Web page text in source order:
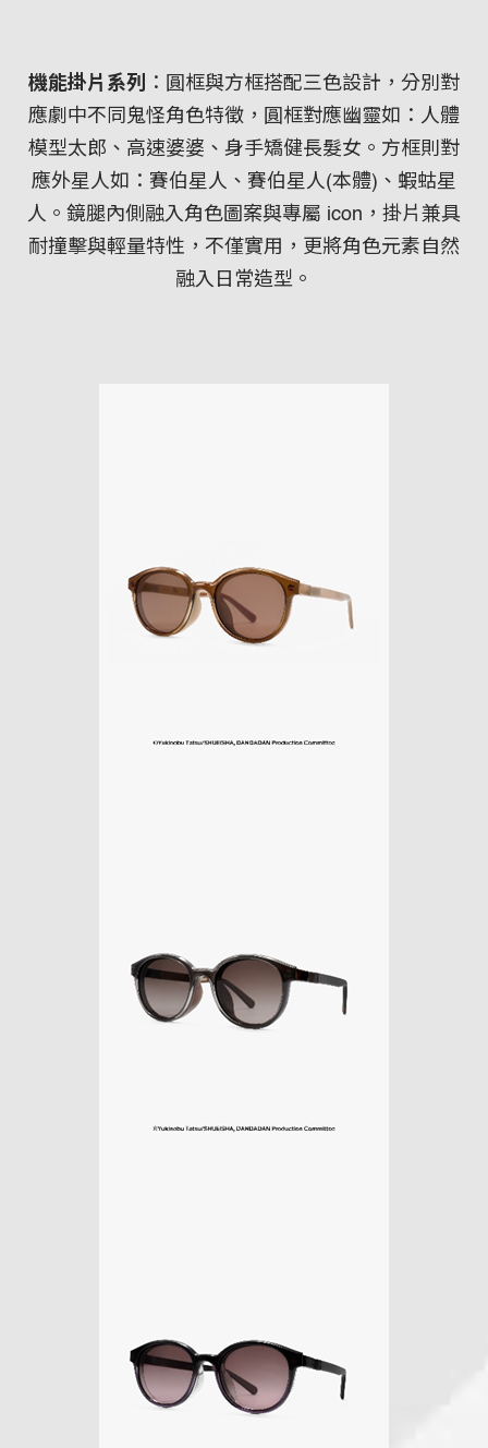
機能掛片系列
：圓框與方框搭配三色設計，分別對
應劇中不同鬼怪角色特徵，圓框對應幽靈如：人體
模型太郎、高速婆婆、身手矯健長髮女。方框則對
應外星人如：賽伯星人、賽伯星人(本體)、蝦蛄星
人。鏡腿內側融入角色圖案與專屬 icon，掛片兼具
耐撞擊與輕量特性，不僅實用，更將角色元素自然
融入日常造型。